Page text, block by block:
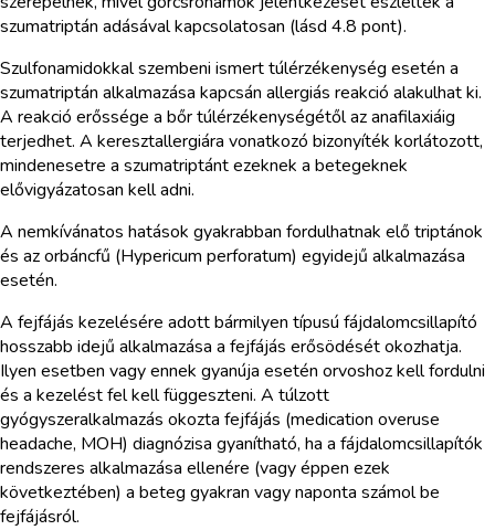
szumatriptán adásával kapcsolatosan (lásd 4.8 pont).
Szulfonamidokkal szembeni ismert túlérzékenység esetén a
szumatriptán alkalmazása kapcsán allergiás reakció alakulhat ki.
A reakció erőssége a bőr túlérzékenységétől az anafilaxiáig
terjedhet. A keresztallergiára vonatkozó bizonyíték korlátozott,
mindenesetre a szumatriptánt ezeknek a betegeknek
elővigyázatosan kell adni.
A nemkívánatos hatások gyakrabban fordulhatnak elő triptánok
és az orbáncfű (Hypericum perforatum) egyidejű alkalmazása
esetén.
A fejfájás kezelésére adott bármilyen típusú fájdalomcsillapító
hosszabb idejű alkalmazása a fejfájás erősödését okozhatja.
Ilyen esetben vagy ennek gyanúja esetén orvoshoz kell fordulni
és a kezelést fel kell függeszteni. A túlzott
gyógyszeralkalmazás okozta fejfájás (medication overuse
headache, MOH) diagnózisa gyanítható, ha a fájdalomcsillapítók
rendszeres alkalmazása ellenére (vagy éppen ezek
következtében) a beteg gyakran vagy naponta számol be
fejfájásról.